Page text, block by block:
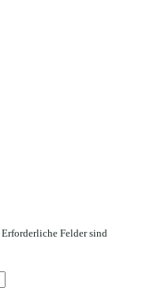
Erforderliche Felder sind